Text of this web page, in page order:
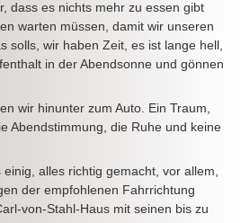
dass es nichts mehr zu essen gibt
warten müssen, damit wir unseren
solls, wir haben Zeit, es ist lange hell,
in der Abendsonne und gönnen
wir hinunter zum Auto. Ein Traum,
Abendstimmung, die Ruhe und keine
alles richtig gemacht, vor allem,
der empfohlenen Fahrrichtung
von-Stahl-Haus mit seinen bis zu